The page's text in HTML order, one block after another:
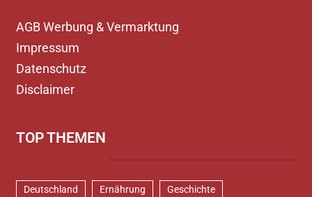
AGB Werbung & Vermarktung
Impressum
Datenschutz
Disclaimer
TOP THEMEN
Deutschland Ernährung Geschichte